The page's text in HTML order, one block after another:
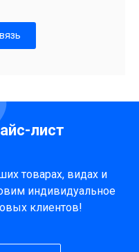
лист
товарах, видах и
индивидуальное
клиентов!